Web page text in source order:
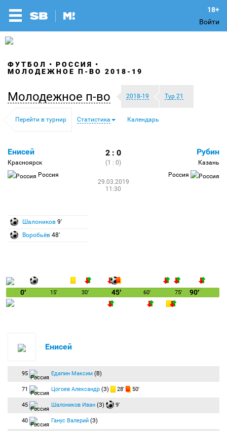
Войти
ФУТБОЛ
РОССИЯ
МОЛОДЕЖНОЕ П-ВО 2018-19
Молодежное п-во 2018-19 Тур 21
Перейти в турнир Статистика Календарь
Енисей
Красноярск
Россия
2 : 0
(1 : 0)
29.03.2019
11:30
Рубин
Казань
Россия
Шалоников 9′
Воробьёв 48′
0′ 15′ 30′ 45′ 60′ 75′ 90′
Енисей
95 Едапин Максим (В)
71 Цогоев Александр (З) 28′ 50′
45 Шалоников Иван (З) 9′
40 Ганус Валерий (З)